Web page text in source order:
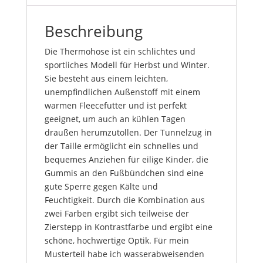
Beschreibung
Die Thermohose ist ein schlichtes und
sportliches Modell für Herbst und Winter.
Sie besteht aus einem leichten,
unempfindlichen Außenstoff mit einem
warmen Fleecefutter und ist perfekt
geeignet, um auch an kühlen Tagen
draußen herumzutollen. Der Tunnelzug in
der Taille ermöglicht ein schnelles und
bequemes Anziehen für eilige Kinder, die
Gummis an den Fußbündchen sind eine
gute Sperre gegen Kälte und
Feuchtigkeit. Durch die Kombination aus
zwei Farben ergibt sich teilweise der
Zierstepp in Kontrastfarbe und ergibt eine
schöne, hochwertige Optik. Für mein
Musterteil habe ich wasserabweisenden